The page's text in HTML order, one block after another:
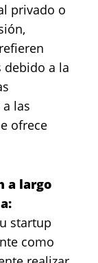
privado o
debido a la
las
ofrece
a largo
startup
como